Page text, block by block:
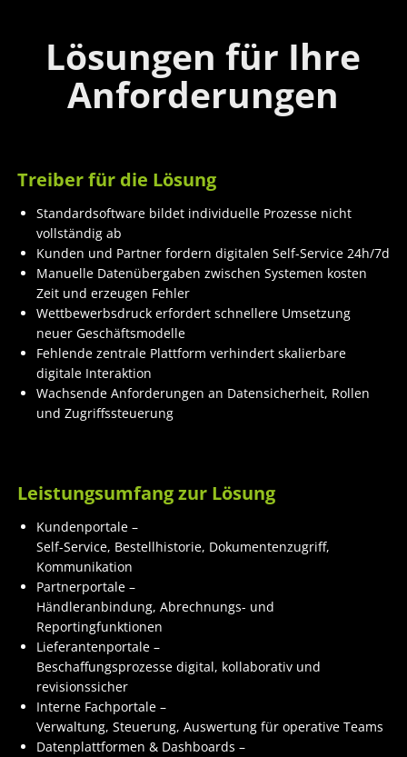
Lösungen für Ihre
Anforderungen
Treiber für die Lösung
Standardsoftware bildet individuelle Prozesse nicht
vollständig ab
Kunden und Partner fordern digitalen Self-Service 24h/7d
Manuelle Datenübergaben zwischen Systemen kosten
Zeit und erzeugen Fehler
Wettbewerbsdruck erfordert schnellere Umsetzung
neuer Geschäftsmodelle
Fehlende zentrale Plattform verhindert skalierbare
digitale Interaktion
Wachsende Anforderungen an Datensicherheit, Rollen
und Zugriffssteuerung
Leistungsumfang zur Lösung
Kundenportale –
Self-Service, Bestellhistorie, Dokumentenzugriff,
Kommunikation
Partnerportale –
Händleranbindung, Abrechnungs- und
Reportingfunktionen
Lieferantenportale –
Beschaffungsprozesse digital, kollaborativ und
revisionssicher
Interne Fachportale –
Verwaltung, Steuerung, Auswertung für operative Teams
Datenplattformen & Dashboards –